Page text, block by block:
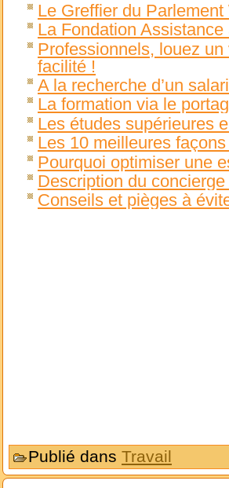
Le Greffier du
La Fondation
Professionnels, louez
facilité !
A la recherche d’un
La formation via le
Les études supérieures
Les 10 meilleures
Pourquoi optimiser une
Description du
Conseils et pièges à
Publié dans Travail